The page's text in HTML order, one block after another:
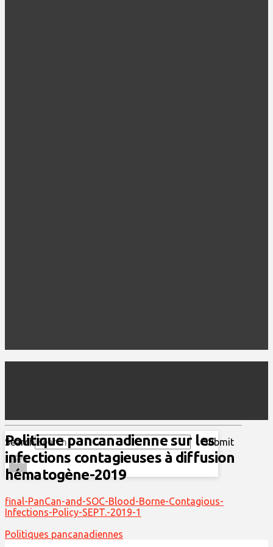
Search Submit
Clear
Politique pancanadienne sur les
infections contagieuses à diffusion
hématogène-2019
final-PanCan-and-SOC-Blood-Borne-Contagious-
Infections-Policy-SEPT.-2019-1
Politiques pancanadiennes